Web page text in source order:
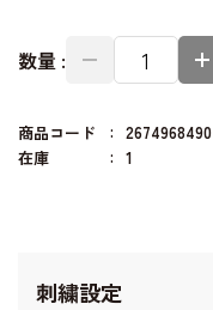
数量 :
商品コード
2674968490
在庫
1
刺繍設定